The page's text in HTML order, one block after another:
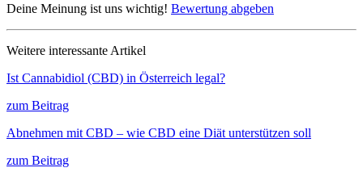
Deine Meinung ist uns wichtig! Bewertung abgeben
Weitere interessante Artikel
Ist Cannabidiol (CBD) in Österreich legal?
zum Beitrag
Abnehmen mit CBD – wie CBD eine Diät unterstützen soll
zum Beitrag